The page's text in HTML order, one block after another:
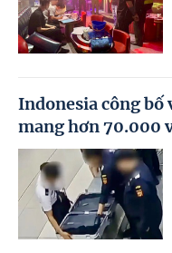
Indonesia công bố
mang hơn 70.000